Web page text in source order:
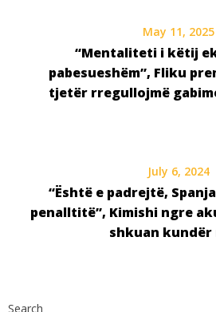
May 11, 2025
“Mentaliteti i këtij
pabesueshëm”, Fliku
tjetër rregullojmë
July 6, 2024
“Është e padrejtë,
penalltitë”, Kimishi ngre
shkuan kundër
Search